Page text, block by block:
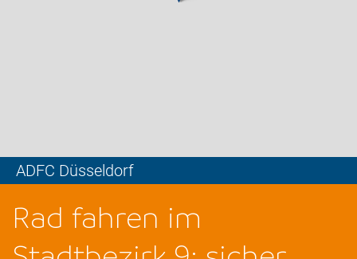
ADFC Düsseldorf
Rad fahren im